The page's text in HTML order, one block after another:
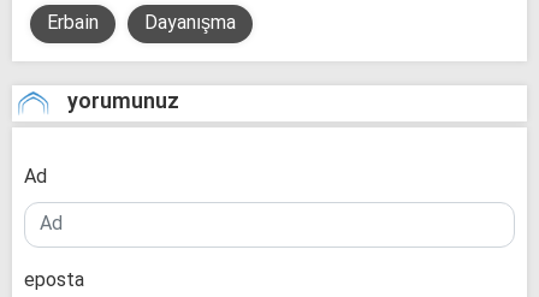
Erbain Dayanışma
yorumunuz
Ad
eposta